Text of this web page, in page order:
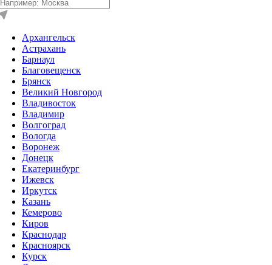
Архангельск
Астрахань
Барнаул
Благовещенск
Брянск
Великий Новгород
Владивосток
Владимир
Волгоград
Вологда
Воронеж
Донецк
Екатеринбург
Ижевск
Иркутск
Казань
Кемерово
Киров
Краснодар
Красноярск
Курск